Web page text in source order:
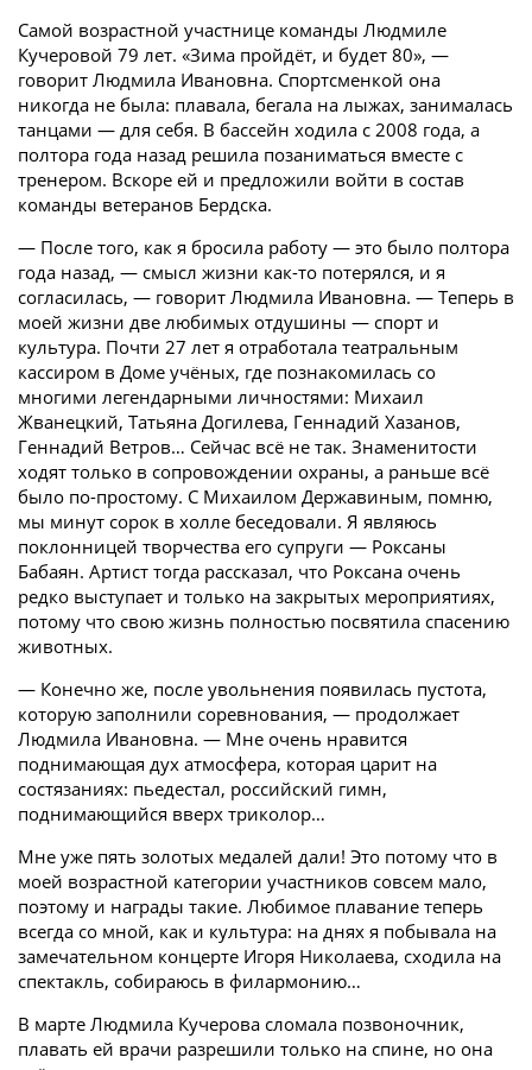
Самой возрастной участнице команды Людмиле
Кучеровой 79 лет. «Зима пройдёт, и будет 80», —
говорит Людмила Ивановна. Спортсменкой она
никогда не была: плавала, бегала на лыжах, занималась
танцами — для себя. В бассейн ходила с 2008 года, а
полтора года назад решила позаниматься вместе с
тренером. Вскоре ей и предложили войти в состав
команды ветеранов Бердска.
— После того, как я бросила работу — это было полтора
года назад, — смысл жизни как-то потерялся, и я
согласилась, — говорит Людмила Ивановна. — Теперь в
моей жизни две любимых отдушины — спорт и
культура. Почти 27 лет я отработала театральным
кассиром в Доме учёных, где познакомилась со
многими легендарными личностями: Михаил
Жванецкий, Татьяна Догилева, Геннадий Хазанов,
Геннадий Ветров… Сейчас всё не так. Знаменитости
ходят только в сопровождении охраны, а раньше всё
было по-простому. С Михаилом Державиным, помню,
мы минут сорок в холле беседовали. Я являюсь
поклонницей творчества его супруги — Роксаны
Бабаян. Артист тогда рассказал, что Роксана очень
редко выступает и только на закрытых мероприятиях,
потому что свою жизнь полностью посвятила спасению
животных.
— Конечно же, после увольнения появилась пустота,
которую заполнили соревнования, — продолжает
Людмила Ивановна. — Мне очень нравится
поднимающая дух атмосфера, которая царит на
состязаниях: пьедестал, российский гимн,
поднимающийся вверх триколор…
Мне уже пять золотых медалей дали! Это потому что в
моей возрастной категории участников совсем мало,
поэтому и награды такие. Любимое плавание теперь
всегда со мной, как и культура: на днях я побывала на
замечательном концерте Игоря Николаева, сходила на
спектакль, собираюсь в филармонию…
В марте Людмила Кучерова сломала позвоночник,
плавать ей врачи разрешили только на спине, но она